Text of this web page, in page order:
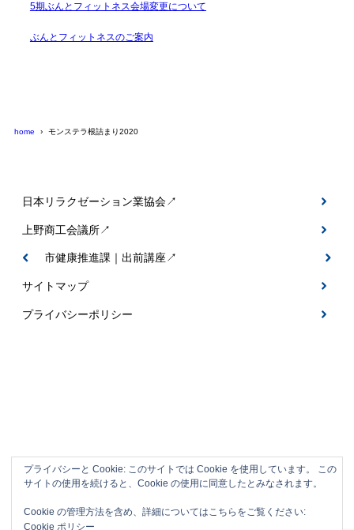
5期ぶんとフィットネス会場変更について
ぶんとフィットネスのご案内
home モンステラ根詰まり2020
日本リラクゼーション業協会↗
上野商工会議所↗
伊賀市健康推進課｜出前講座↗
サイトマップ
プライバシーポリシー
伊賀市の整体＆フットケアサロン｜なごみ
整体
プライバシーと Cookie: このサイトでは Cookie を使用しています。 この
サイトの使用を続けると、Cookie の使用に同意したとみなされます。
Cookie の管理方法を含め、詳細についてはこちらをご覧ください:
Cookie ポリシー